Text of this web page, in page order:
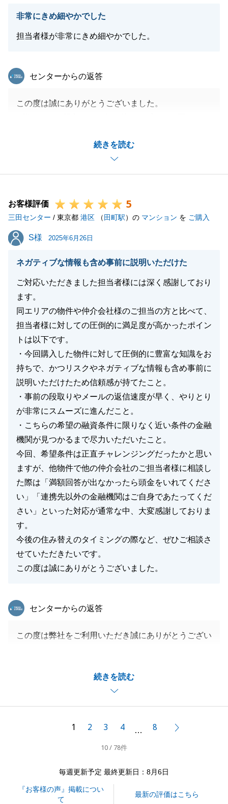
非常にきめ細やかでした
担当者様が非常にきめ細やかでした。
続きを読む
東急リバブル
センターからの返答
この度は誠にありがとうございました。
た面が多々ございました。
今後も不動産にかかわることで是非お力になれたらと
存じます。
お客様評価 5
三田センター / 東京都 港区 （ 田町駅）の マンション を ご購入
S様
S様 2025年6月26日
ネガティブな情報も含め事前に説明いただけた
ご対応いただきました担当者様には深く感謝しており
ます。
同エリアの物件や仲介会社様のご担当の方と比べて、
担当者様に対しての圧倒的に満足度が高かったポイン
トは以下です。
・今回購入した物件に対して圧倒的に豊富な知識をお
持ちで、かつリスクやネガティブな情報も含め事前に
説明いただけたため信頼感が持てたこと。
・事前の段取りやメールの返信速度が早く、やりとり
が非常にスムーズに進んだこと。
・こちらの希望の融資条件に限りなく近い条件の金融
機関が見つかるまで尽力いただいたこと。
今回、希望条件は正直チャレンジングだったかと思い
ますが、他物件で他の仲介会社のご担当者様に相談し
た際は「満額回答が出なかったら頭金をいれてくださ
い」「連携先以外の金融機関はご自身であたってくだ
さい」といった対応が通常な中、大変感謝しておりま
す。
今後の住み替えのタイミングの際など、ぜひご相談さ
せていただきたいです。
この度は誠にありがとうございました。
続きを読む
東急リバブル
センターからの返答
この度は弊社をご利用いただき誠にありがとうござい
を詳しく正確にお伝えいただいたおかげで、より良い
また、いつもレスポンス良くご対応いただき、大変助
とても良いお部屋ですので、ご家族で快適にお過ごし
引き続きどうぞよろしくお願い申し上げます。
1 2 3 4 … 8
10 / 78件
毎週更新予定 最終更新日：8月6日
『お客様の声』掲載につい
て
最新の評価はこちら